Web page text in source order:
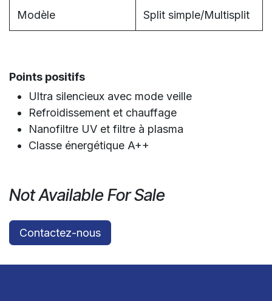
Modèle Split simple/Multisplit
Points positifs
Ultra silencieux avec mode veille
Refroidissement et chauffage
Nanofiltre UV et filtre à plasma
Classe énergétique A++
Not Available For Sale
Contactez-nous